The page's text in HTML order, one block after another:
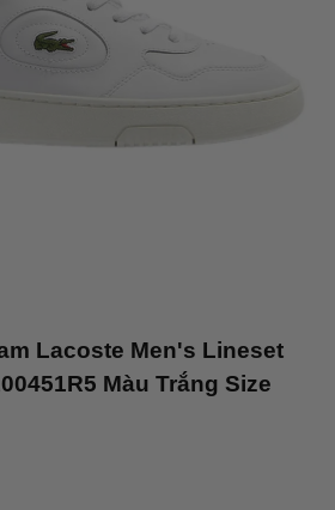
Lacoste Men's Lineset
Màu Trắng Size